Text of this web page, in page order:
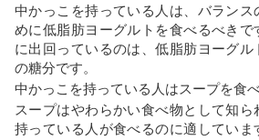
中かっこを持っている人は、バランス
めに低脂肪ヨーグルトを食べるべき
に出回っているのは、低脂肪ヨーグル
の糖分です。
中かっこを持っている人はスープを食
スープはやわらかい食べ物として知
持っている人が食べるのに適してい